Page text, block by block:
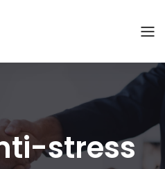
stress